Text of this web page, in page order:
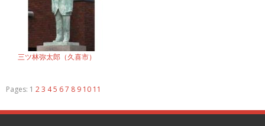
三ツ林弥太郎（久喜市）
Pages: 1 23 45 67 8 9 10 11